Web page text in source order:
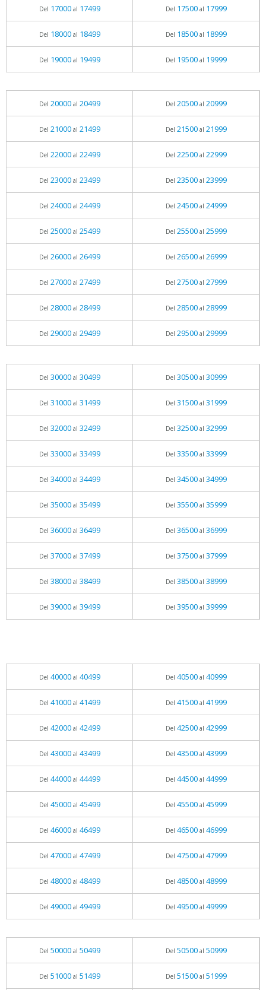
Del 17000al 17499 Del 17500al 17999
Del 18000al 18499 Del 18500al 18999
Del 19000al 19499 Del 19500al 19999
Del 20000al 20499 Del 20500al 20999
Del 21000al 21499 Del 21500al 21999
Del 22000al 22499 Del 22500al 22999
Del 23000al 23499 Del 23500al 23999
Del 24000al 24499 Del 24500al 24999
Del 25000al 25499 Del 25500al 25999
Del 26000al 26499 Del 26500al 26999
Del 27000al 27499 Del 27500al 27999
Del 28000al 28499 Del 28500al 28999
Del 29000al 29499 Del 29500al 29999
Del 30000al 30499 Del 30500al 30999
Del 31000al 31499 Del 31500al 31999
Del 32000al 32499 Del 32500al 32999
Del 33000al 33499 Del 33500al 33999
Del 34000al 34499 Del 34500al 34999
Del 35000al 35499 Del 35500al 35999
Del 36000al 36499 Del 36500al 36999
Del 37000al 37499 Del 37500al 37999
Del 38000al 38499 Del 38500al 38999
Del 39000al 39499 Del 39500al 39999
Del 40000al 40499 Del 40500al 40999
Del 41000al 41499 Del 41500al 41999
Del 42000al 42499 Del 42500al 42999
Del 43000al 43499 Del 43500al 43999
Del 44000al 44499 Del 44500al 44999
Del 45000al 45499 Del 45500al 45999
Del 46000al 46499 Del 46500al 46999
Del 47000al 47499 Del 47500al 47999
Del 48000al 48499 Del 48500al 48999
Del 49000al 49499 Del 49500al 49999
Del 50000al 50499 Del 50500al 50999
Del 51000al 51499 Del 51500al 51999